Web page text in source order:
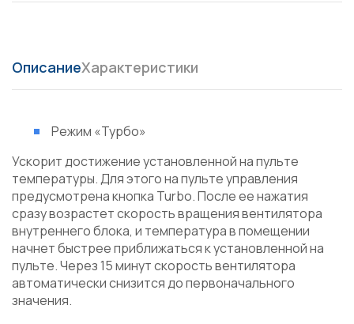
ОписаниеХарактеристики
Режим «Турбо»
Ускорит достижение установленной на пульте
температуры. Для этого на пульте управления
предусмотрена кнопка Turbo. После ее нажатия
сразу возрастет скорость вращения вентилятора
внутреннего блока, и температура в помещении
начнет быстрее приближаться к установленной на
пульте. Через 15 минут скорость вентилятора
автоматически снизится до первоначального
значения.